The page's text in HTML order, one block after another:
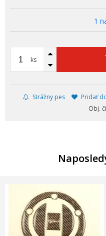
1
ks
Strážny pes Pridať
Obj.